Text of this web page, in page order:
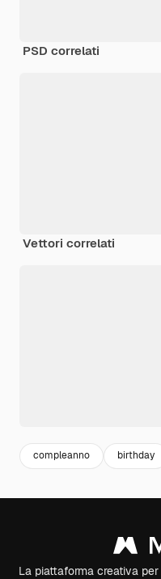
PSD correlati
Vettori correlati
compleanno birthday
La piattaforma creativa